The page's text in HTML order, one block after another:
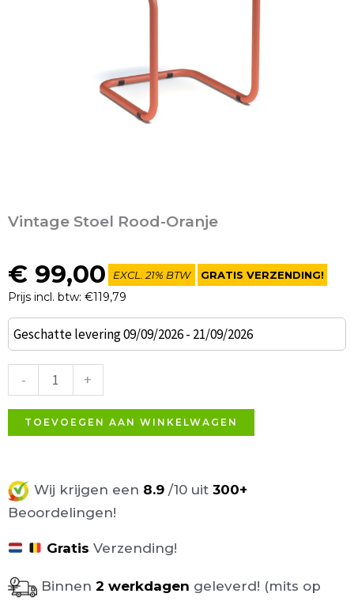
Vintage Stoel Rood-Oranje
€ 99,00
Prijs incl. btw: €119,79
EXCL. 21% BTW GRATIS VERZENDING!
Geschatte levering 09/09/2026 - 21/09/2026
-
Vintage
Stoel
Oranje
aantal
+
TOEVOEGEN AAN WINKELWAGEN
Wij krijgen een 8.9 /10 uit 300+
Beoordelingen!
Gratis Verzending!
Binnen 2 werkdagen geleverd! (mits op